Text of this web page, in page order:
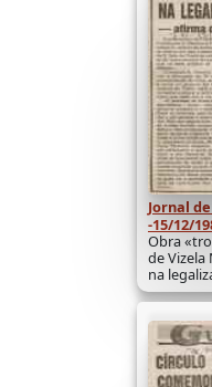
Jornal
-15/12/
Obra
de
na